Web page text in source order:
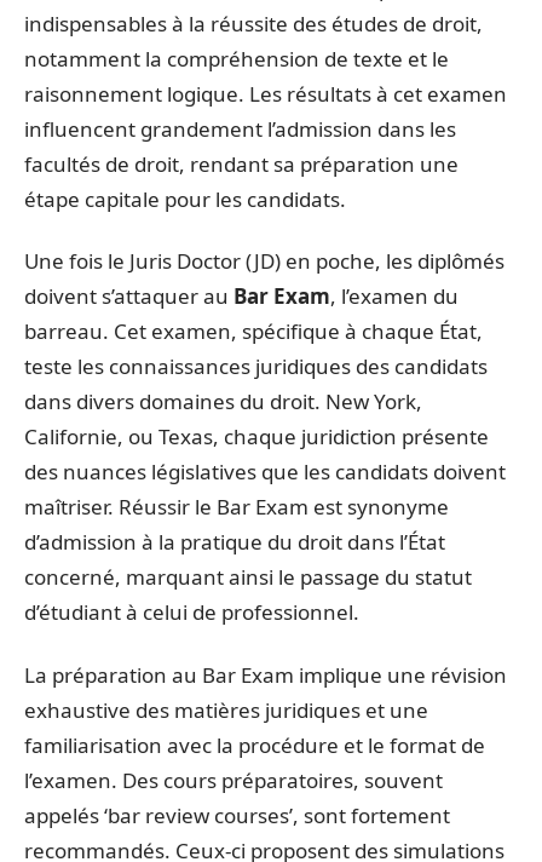
indispensables à la réussite des études de droit,
notamment la compréhension de texte et le
raisonnement logique. Les résultats à cet examen
influencent grandement l’admission dans les
facultés de droit, rendant sa préparation une
étape capitale pour les candidats.
Une fois le Juris Doctor (JD) en poche, les diplômés
doivent s’attaquer au Bar Exam, l’examen du
barreau. Cet examen, spécifique à chaque État,
teste les connaissances juridiques des candidats
dans divers domaines du droit. New York,
Californie, ou Texas, chaque juridiction présente
des nuances législatives que les candidats doivent
maîtriser. Réussir le Bar Exam est synonyme
d’admission à la pratique du droit dans l’État
concerné, marquant ainsi le passage du statut
d’étudiant à celui de professionnel.
La préparation au Bar Exam implique une révision
exhaustive des matières juridiques et une
familiarisation avec la procédure et le format de
l’examen. Des cours préparatoires, souvent
appelés ‘bar review courses’, sont fortement
recommandés. Ceux-ci proposent des simulations